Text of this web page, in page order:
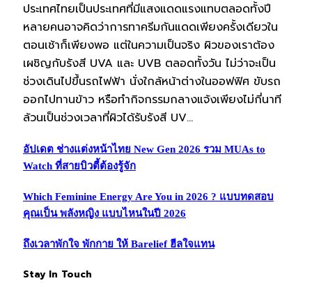
ประเทศไทยเป็นประเทศที่มีแสงแดดแรงแทบตลอดทั้งปี
หลายคนอาจคิดว่าการทาครีมกันแดดเพียงครั้งเดียวใน
ตอนเช้าก็เพียงพอ แต่ในความเป็นจริง ผิวของเราต้อง
เผชิญกับรังสี UVA และ UVB ตลอดทั้งวัน ไม่ว่าจะเป็น
ช่วงเดินไปขึ้นรถไฟฟ้า นั่งใกล้หน้าต่างในออฟฟิศ ขับรถ
ออกไปทานข้าว หรือทำกิจกรรมกลางแจ้งเพียงไม่กี่นาที
ล้วนเป็นช่วงเวลาที่ผิวได้รับรังสี UV…
อัปเดต ช่างแต่งหน้าไทย New Gen 2026 รวม MUAs to
Watch ที่สายบิวตี้ต้องรู้จัก
Which Feminine Energy Are You in 2026 ? แบบทดสอบ
คุณเป็น พลังหญิง แบบไหนในปี 2026
ถึงเวลาพักใจ พักกาย ให้ Barelief ฮีลใจแทน
Stay In Touch